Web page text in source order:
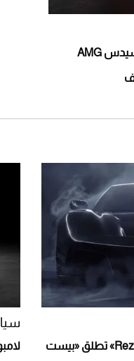
«أستون مارتن فالكري» و«مرسيدس AMG
5 نسخ فقط حول العالم.. «Rezvani» تطلق «بيست